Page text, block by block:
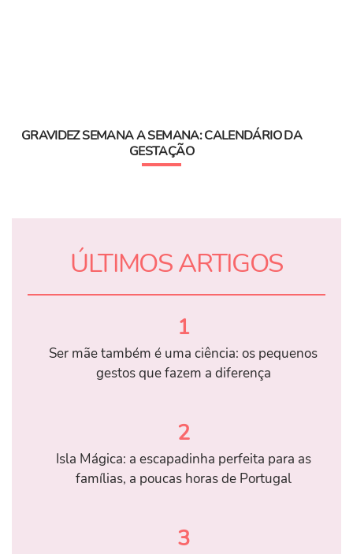
GRAVIDEZ SEMANA A SEMANA: CALENDÁRIO DA
GESTAÇÃO
ÚLTIMOS ARTIGOS
1
Ser mãe também é uma ciência: os pequenos
gestos que fazem a diferença
2
Isla Mágica: a escapadinha perfeita para as
famílias, a poucas horas de Portugal
3